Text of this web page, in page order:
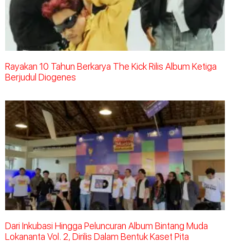
Rayakan 10 Tahun Berkarya The Kick Rilis Album Ketiga
Berjudul Diogenes
Dari Inkubasi Hingga Peluncuran Album Bintang Muda
Lokananta Vol. 2, Dirilis Dalam Bentuk Kaset Pita